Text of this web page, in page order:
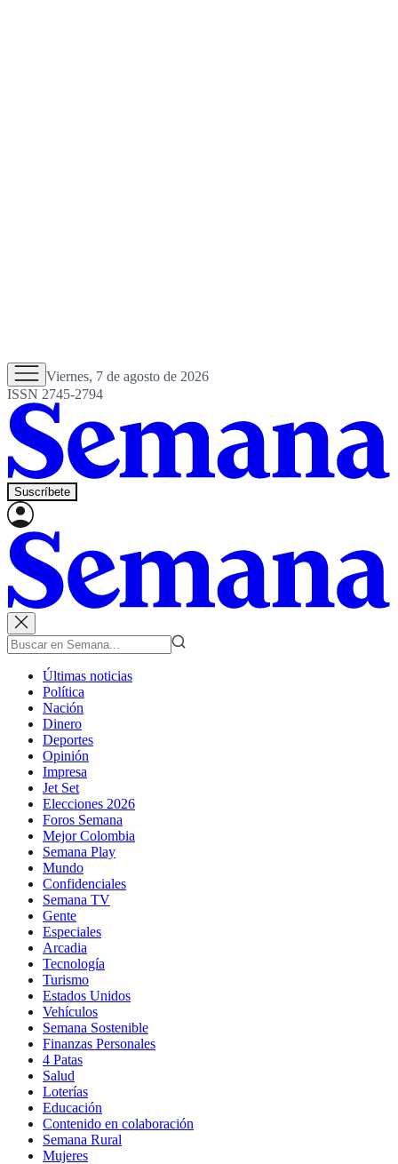
Viernes, 7 de agosto de 2026
ISSN 2745-2794
Suscríbete
Últimas noticias
Política
Nación
Dinero
Deportes
Opinión
Impresa
Jet Set
Elecciones 2026
Foros Semana
Mejor Colombia
Semana Play
Mundo
Confidenciales
Semana TV
Gente
Especiales
Arcadia
Tecnología
Turismo
Estados Unidos
Vehículos
Semana Sostenible
Finanzas Personales
4 Patas
Salud
Loterías
Educación
Contenido en colaboración
Semana Rural
Mujeres